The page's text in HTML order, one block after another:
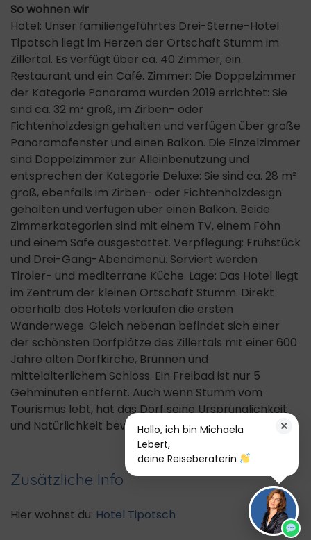
So wohnen wir
Hotel: Unser familiengeführtes Drei-Sterne-Hotel
Tipotsch liegt im Herzen der Ortschaft Stumm im
Zillertal. Es verfügt über ca. 40 Zimmer, ein
Restaurant und ein Café. Zimmer: Die Doppelzimmer
der Kategorie Panorama wurden 2019 errichtet: Sie
sind ca. 32 m² groß, im Zirben- oder
Fichtenholzdesign gehalten und verfügen über große
Panoramafenster und einen Balkon. Die Einzelzimmer
sind Doppelzimmer zur Alleinbenutzung und
entsprechen der Kategorie Deluxe: Sie sind ca. 28 m²
groß, ebenfalls im Zirben- oder Fichtenholzdesign
gehalten und verfügen über einen Balkon. Beide
Zimmerkategorien sind mit einem TV, einem Föhn
und einem Safe ausgestattet. Verpflegung: Frühstück
und Drei-Gang-Abendmenü. Serviert werden
Tiroler- und mediterrane Küche. Lage: Das Hotel liegt
im Zentrum der kleinen Ortschaft Stumm. Direkt
oberhalb des Hotels verlaufen die ersten
Wanderwege. Gleich nebenan befindet sich einer
der schönsten Dorfplätze des Zillertals mit einer 600
Jahre alten Dorfkirche, Brunnen und
mittelalterlichem Schloss. Ein Freibad ist nur 5
Gehminuten entfernt. Auch wenn Stumm vom
Tourismus lebt, hat das Dorf seine Ursprünglichkeit
und Natürlichkeit bewahrt.
Zusätzliche Info
Hier wohnst du: Hotel Tipotsch
×
Hallo, ich bin Michaela
Lebert,
deine Reiseberaterin